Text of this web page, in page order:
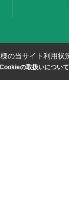
の当サイト利用
Cookieの取扱いについて